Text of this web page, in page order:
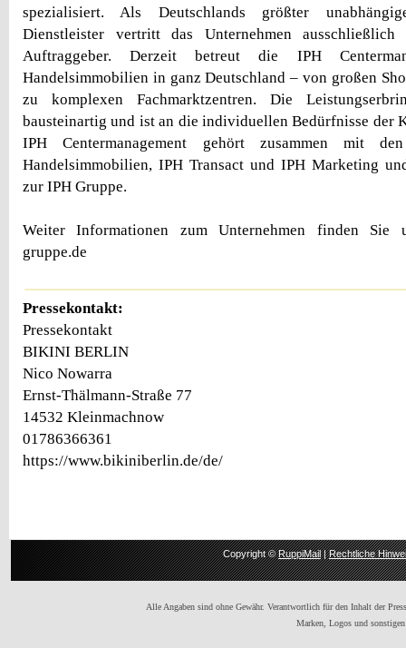
spezialisiert. Als Deutschlands größter
Dienstleister vertritt das Unternehmen
Auftraggeber. Derzeit betreut die IPH
Handelsimmobilien in ganz Deutschland – von großen
zu komplexen Fachmarktzentren. Die
bausteinartig und ist an die individuellen Bedürfnisse der
IPH Centermanagement gehört zusammen mit
Handelsimmobilien, IPH Transact und IPH Marketing
zur IPH Gruppe.
Weiter Informationen zum Unternehmen finden Sie
gruppe.de
Pressekontakt:
Pressekontakt
BIKINI BERLIN
Nico Nowarra
Ernst-Thälmann-Straße 77
14532 Kleinmachnow
01786366361
https://www.bikiniberlin.de/de/
Copyright ©RuppiMail|Rechtliche
Alle Angaben sind ohne Gewähr. Verantwortlich für den Inhalt der
Marken, Logos und